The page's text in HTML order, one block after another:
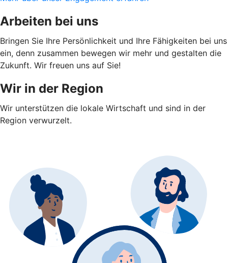
Arbeiten bei uns
Bringen Sie Ihre Persönlichkeit und Ihre Fähigkeiten bei uns
ein, denn zusammen bewegen wir mehr und gestalten die
Zukunft. Wir freuen uns auf Sie!
Wir in der Region
Wir unterstützen die lokale Wirtschaft und sind in der
Region verwurzelt.